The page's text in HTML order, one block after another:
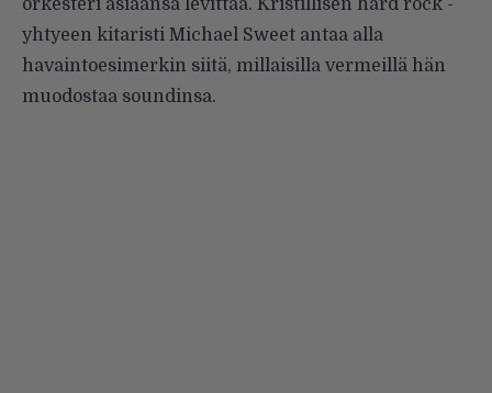
orkesteri asiaansa levittää. Kristillisen hard rock -
yhtyeen kitaristi Michael Sweet antaa alla
havaintoesimerkin siitä, millaisilla vermeillä hän
muodostaa soundinsa.